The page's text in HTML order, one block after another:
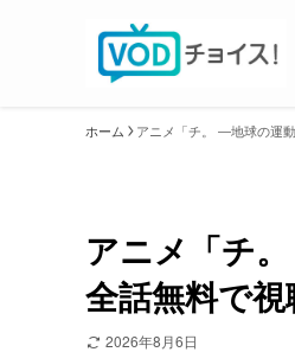
ホーム アニメ「チ。 ―地球の運
アニメ「チ
全話無料で
2026年8月6日